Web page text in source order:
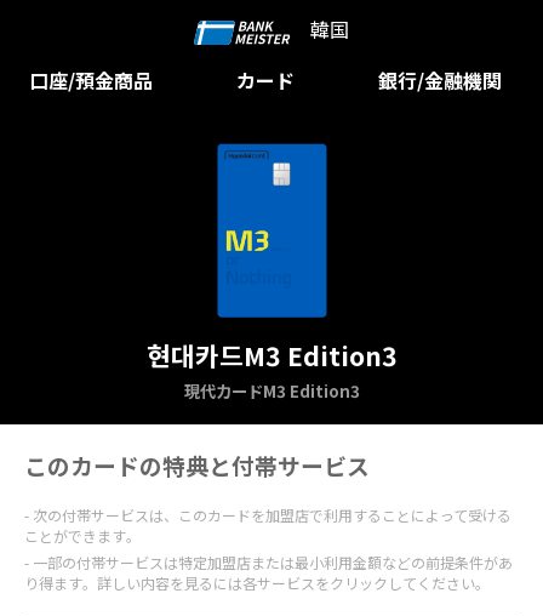
韓国
口座/預金商品
カード 銀行/金融機関
현대카드M3 Edition3
現代カードM3 Edition3
このカードの特典と付帯サービス
次の付帯サービスは、このカードを加盟店で利用することによって受ける
ことができます。
一部の付帯サービスは特定加盟店または最小利用金額などの前提条件があ
り得ます。詳しい内容を見るには各サービスをクリックしてください。